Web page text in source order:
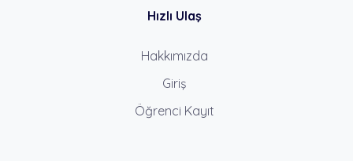
Hızlı Ulaş
Hakkımızda
Giriş
Öğrenci Kayıt